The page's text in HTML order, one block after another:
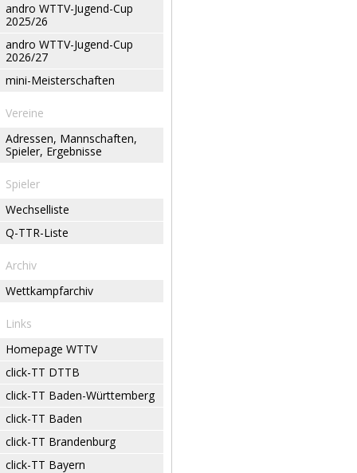
andro WTTV-Jugend-Cup
2025/26
andro WTTV-Jugend-Cup
2026/27
mini-Meisterschaften
Vereine
Adressen, Mannschaften,
Spieler, Ergebnisse
Spieler
Wechselliste
Q-TTR-Liste
Archiv
Wettkampfarchiv
Links
Homepage WTTV
click-TT DTTB
click-TT Baden-Württemberg
click-TT Baden
click-TT Brandenburg
click-TT Bayern